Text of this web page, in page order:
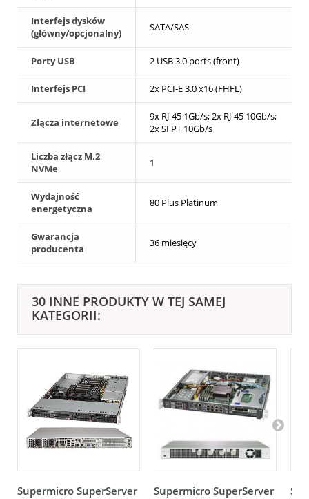
Interfejs dysków
(główny/opcjonalny)
SATA/SAS
Porty USB 2 USB 3.0 ports (front)
Interfejs PCI 2x PCI-E 3.0 x16 (FHFL)
Złącza internetowe
9x RJ-45 1Gb/s; 2x RJ-45 10Gb/s;
2x SFP+ 10Gb/s
Liczba złącz M.2
NVMe
1
Wydajność
energetyczna
80 Plus Platinum
Gwarancja
producenta
36 miesięcy
30 INNE PRODUKTY W TEJ SAMEJ
KATEGORII:
Supermicro SuperServer
Supermicro SuperServer